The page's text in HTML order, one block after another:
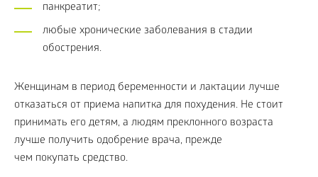
панкреатит;
любые хронические заболевания в стадии
обострения.
Женщинам в период беременности и лактации лучше
отказаться от приема напитка для похудения. Не стоит
принимать его детям, а людям преклонного возраста
лучше получить одобрение врача, прежде
чем покупать средство.